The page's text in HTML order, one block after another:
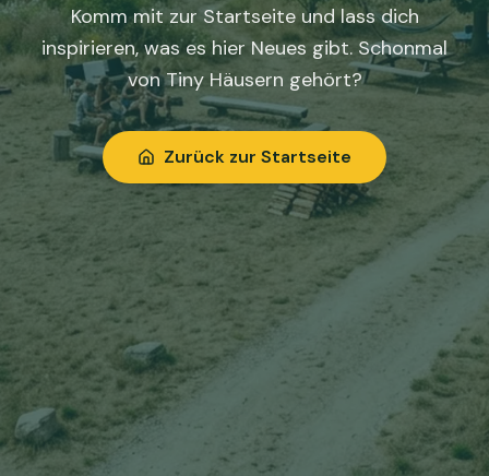
Komm mit zur Startseite und lass dich
inspirieren, was es hier Neues gibt. Schonmal
von Tiny Häusern gehört?
Zurück zur Startseite